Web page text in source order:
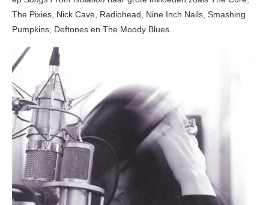
The Pixies, Nick Cave, Radiohead, Nine Inch Nails, Smashing
Pumpkins, Deftones en The Moody Blues.